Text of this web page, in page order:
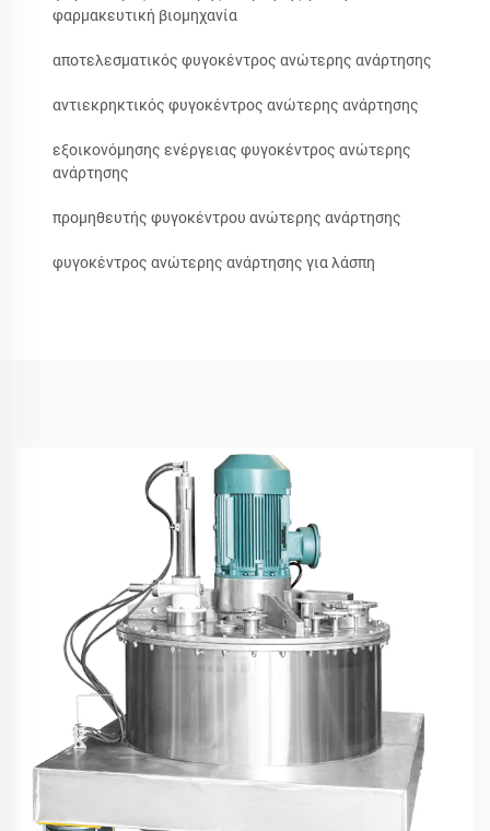
φαρμακευτική βιομηχανία
αποτελεσματικός φυγοκέντρος ανώτερης ανάρτησης
αντιεκρηκτικός φυγοκέντρος ανώτερης ανάρτησης
εξοικονόμησης ενέργειας φυγοκέντρος ανώτερης
ανάρτησης
προμηθευτής φυγοκέντρου ανώτερης ανάρτησης
φυγοκέντρος ανώτερης ανάρτησης για λάσπη